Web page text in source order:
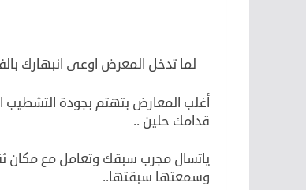
– لما تدخل المعرض اوعى انبهارك
أغلب المعارض بتهتم بجودة
قدامك حلين ..
ياتسال مجرب سبقك وتعامل مع مكان
وسمعتها سبقتها..